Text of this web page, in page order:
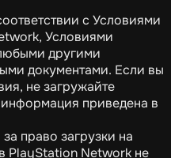
с Условиями
Условиями
другими
документами. Если вы
не загружайте
приведена в
право загрузки на
PlayStation Network не